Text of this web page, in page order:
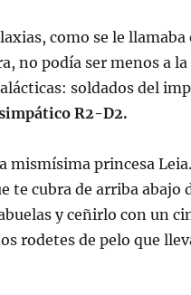
como se le
no podía ser menos a
soldados del
R2-D2.
mismísima princesa
te cubra de arriba abajo
y ceñirlo con un
rodetes de pelo que